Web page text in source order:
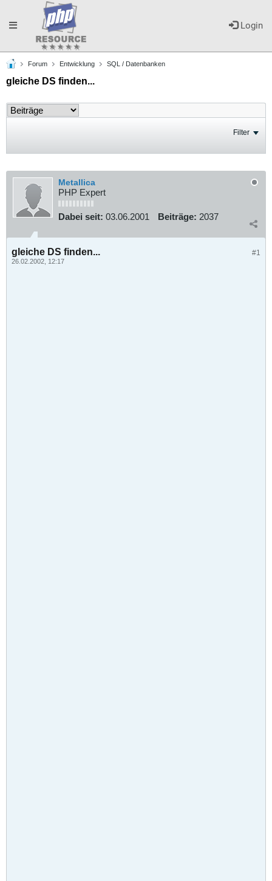
Login
Toggle
navigation
Forum Entwicklung SQL / Datenbanken
gleiche DS finden...
Filter
Metallica
PHP Expert
Dabei seit: 03.06.2001 Beiträge: 2037
#1
gleiche DS finden...
26.02.2002, 12:17